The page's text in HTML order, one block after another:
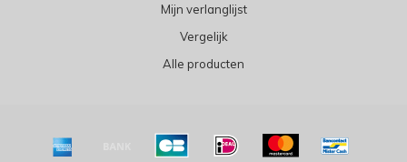
Mijn verlanglijst
Vergelijk
Alle producten